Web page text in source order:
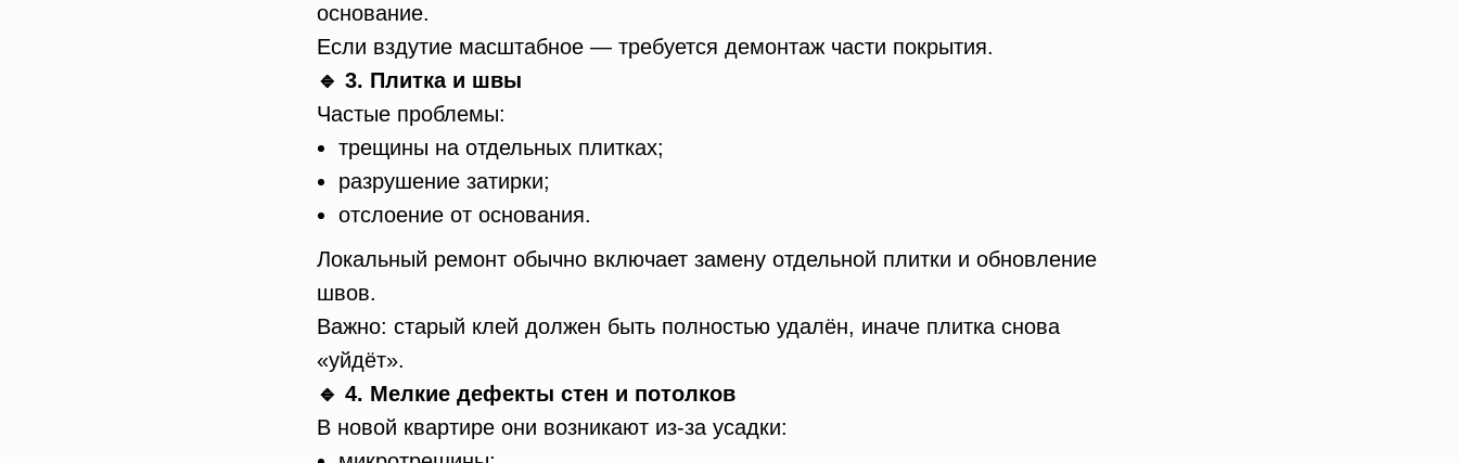
основание.
Если вздутие масштабное — требуется демонтаж части покрытия.
🔹 3. Плитка и швы
Частые проблемы:
трещины на отдельных плитках;
разрушение затирки;
отслоение от основания.
Локальный ремонт обычно включает замену отдельной плитки и обновление
швов.
Важно: старый клей должен быть полностью удалён, иначе плитка снова
«уйдёт».
🔹 4. Мелкие дефекты стен и потолков
В новой квартире они возникают из-за усадки: